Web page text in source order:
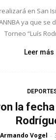
en San
ya que
Torneo “Luís
Leer más
la fecha
Vogel -